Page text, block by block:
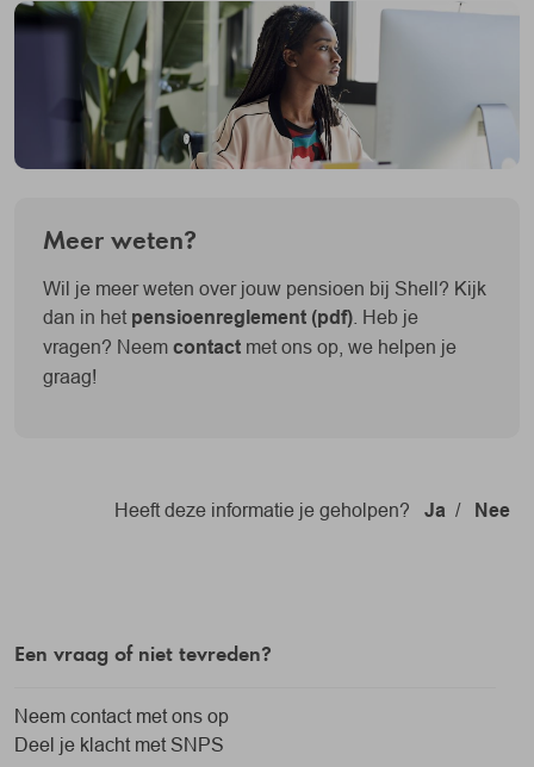
Meer weten?
Wil je meer weten over jouw pensioen bij Shell? Kijk
dan in het pensioenreglement (pdf) . Heb je
vragen? Neem contact met ons op, we helpen je
graag!
Heeft deze informatie je geholpen? Ja / Nee
Een vraag of niet tevreden?
Neem contact met ons op
Deel je klacht met SNPS